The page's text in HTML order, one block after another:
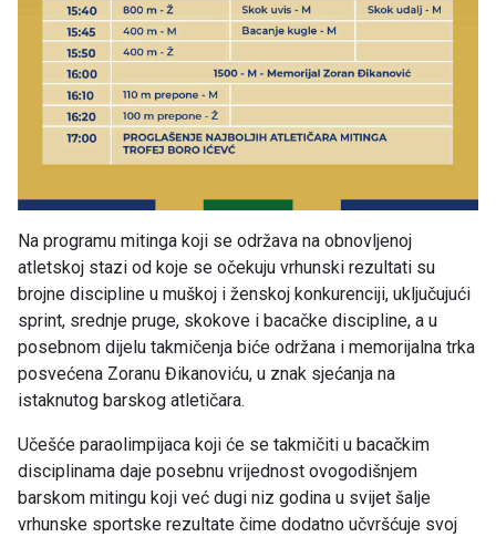
Na programu mitinga koji se održava na obnovljenoj
atletskoj stazi od koje se očekuju vrhunski rezultati su
brojne discipline u muškoj i ženskoj konkurenciji, uključujući
sprint, srednje pruge, skokove i bacačke discipline, a u
posebnom dijelu takmičenja biće održana i memorijalna trka
posvećena Zoranu Đikanoviću, u znak sjećanja na
istaknutog barskog atletičara.
Učešće paraolimpijaca koji će se takmičiti u bacačkim
disciplinama daje posebnu vrijednost ovogodišnjem
barskom mitingu koji već dugi niz godina u svijet šalje
vrhunske sportske rezultate čime dodatno učvršćuje svoj